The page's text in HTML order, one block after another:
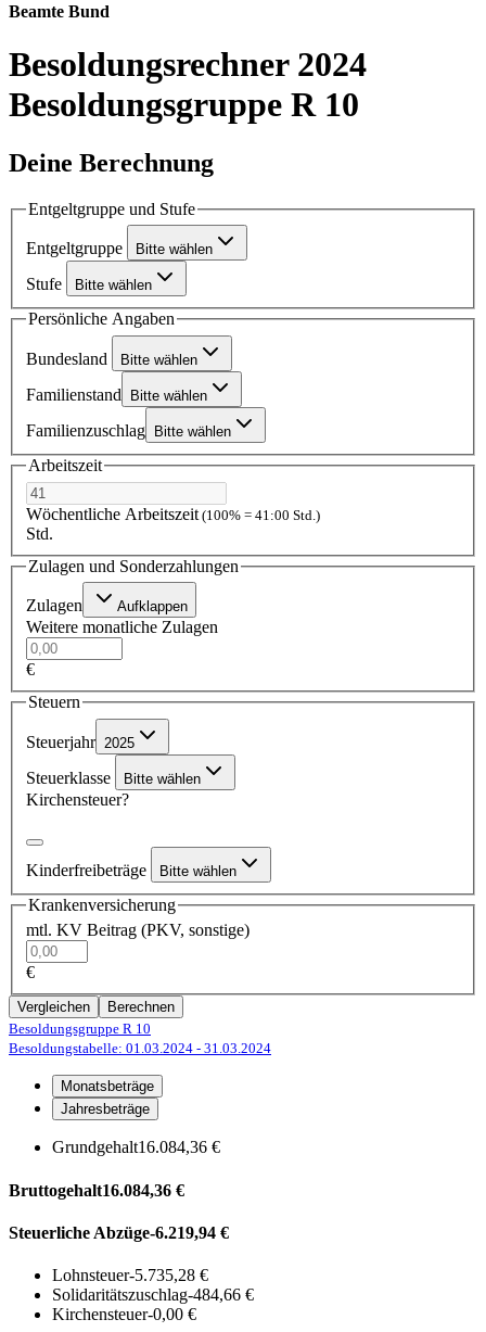
Beamte Bund
Besoldungsrechner 2024
Besoldungsgruppe R 10
Deine Berechnung
Entgeltgruppe und Stufe
Entgeltgruppe Bitte wählen
Stufe Bitte wählen
Persönliche Angaben
Bundesland Bitte wählen
Familienstand Bitte wählen
Familienzuschlag Bitte wählen
Arbeitszeit
Wöchentliche Arbeitszeit (100% = 41:00 Std.)
Std.
Zulagen und Sonderzahlungen
Zulagen Aufklappen
Weitere monatliche Zulagen
€
Steuern
Steuerjahr 2025
Steuerklasse Bitte wählen
Kirchensteuer?
Kinderfreibeträge Bitte wählen
Krankenversicherung
mtl. KV Beitrag (PKV, sonstige)
€
Vergleichen
Berechnen
Besoldungsgruppe R 10
Besoldungstabelle: 01.03.2024 - 31.03.2024
Monatsbeträge
Jahresbeträge
Grundgehalt16.084,36 €
Bruttogehalt16.084,36 €
Steuerliche Abzüge-6.219,94 €
Lohnsteuer-5.735,28 €
Solidaritätszuschlag-484,66 €
Kirchensteuer-0,00 €